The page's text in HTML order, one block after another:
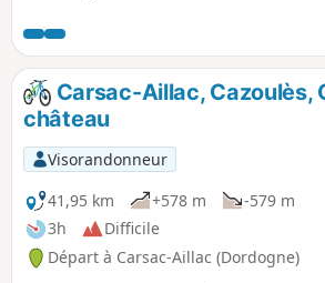
Carsac-Aillac, Cazoulès,
château
Visorandonneur
41,95 km
+578 m
-579 m
3h
Difficile
Départ à Carsac-Aillac (Dordogne)